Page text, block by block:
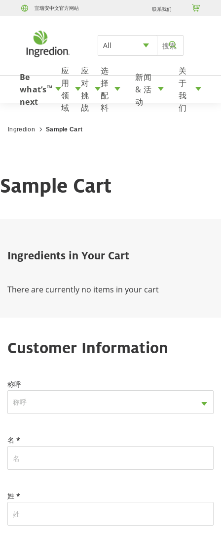
宜瑞安中文官方网站 联系我们 
All
Be
what’s
next
TM
应
用
领
域
应
对
挑
战
选
择
配
料
新闻
& 活
动
关
于
我
们
Ingredion Sample Cart
Sample Cart
Ingredients in Your Cart
There are currently no items in your cart
Customer Information
称呼
称呼
名 *
姓 *